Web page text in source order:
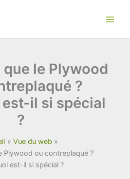
que le Plywood
?
il si spécial
?
Vue du web
Plywood ou contreplaqué ?
est-il si spécial ?